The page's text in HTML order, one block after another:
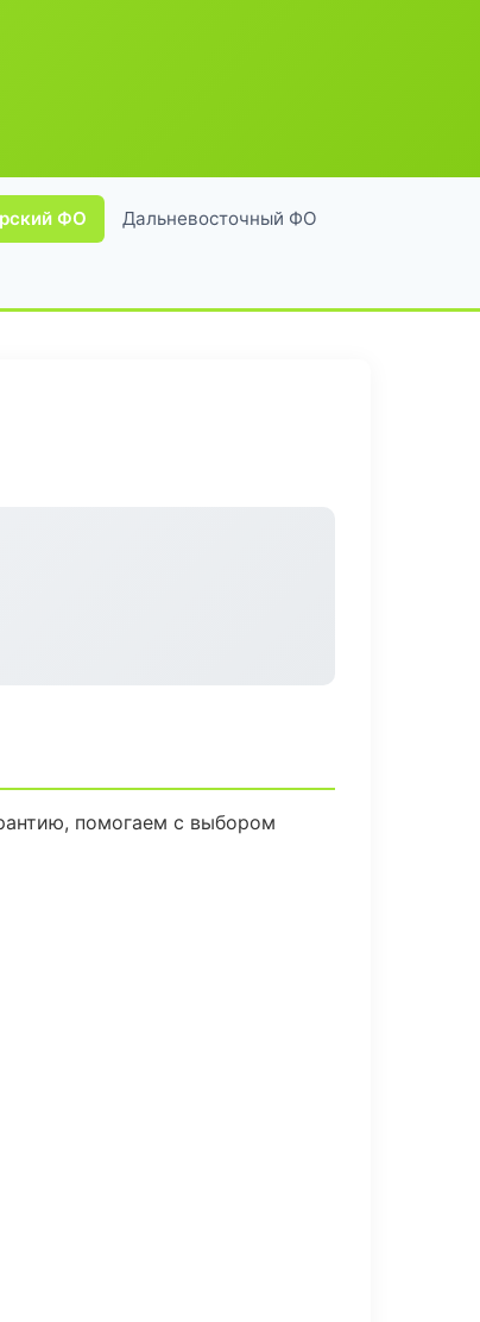
ФО Дальневосточный ФО
помогаем с выбором